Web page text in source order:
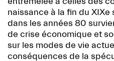
naissance à la fin du
dans les années 80
de crise économique et
sur les modes de vie
conséquences de la